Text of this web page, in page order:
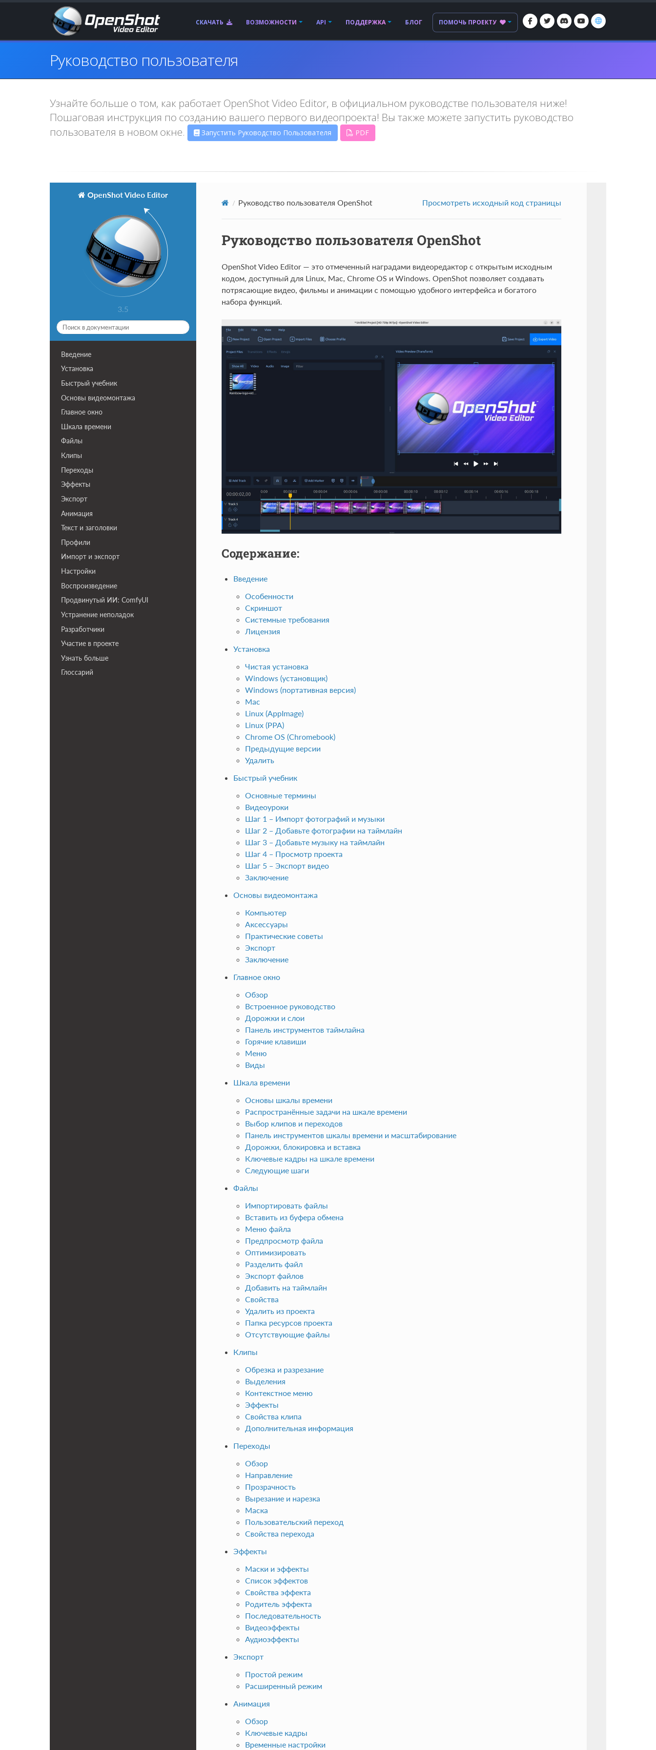
СКАЧАТЬ ВОЗМОЖНОСТИ API ПОДДЕРЖКА БЛОГ ПОМОЧЬ ПРОЕКТУ
Руководство пользователя
Узнайте больше о том, как работает OpenShot Video Editor, в официальном руководстве пользователя ниже!
Пошаговая инструкция по созданию вашего первого видеопроекта! Вы также можете запустить руководство
пользователя в новом окне.
Запустить Руководство Пользователя PDF